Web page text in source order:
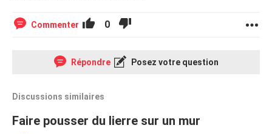
Commenter 0
Répondre Posez votre question
Discussions similaires
Faire pousser du lierre sur un mur